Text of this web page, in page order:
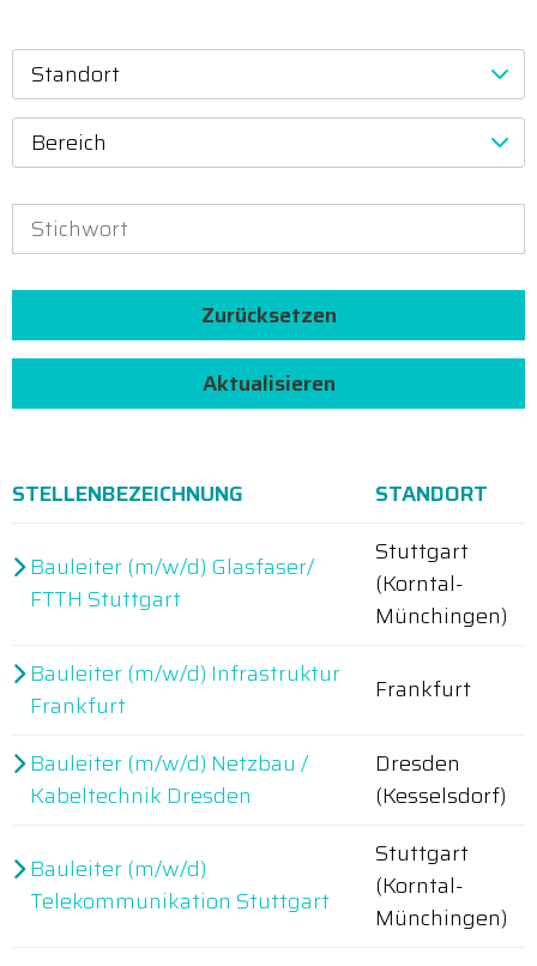
Standort
Bereich
Zurücksetzen
Aktualisieren
STELLENBEZEICHNUNG STANDORT
Bauleiter (m/w/d) Glasfaser/
FTTH Stuttgart
Stuttgart
(Korntal-
Münchingen)
Bauleiter (m/w/d) Infrastruktur
Frankfurt
Frankfurt
Bauleiter (m/w/d) Netzbau /
Kabeltechnik Dresden
Dresden
(Kesselsdorf)
Bauleiter (m/w/d)
Telekommunikation Stuttgart
Stuttgart
(Korntal-
Münchingen)